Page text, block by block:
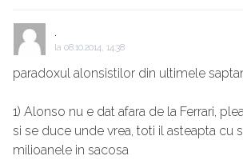
.
la 08.10.2014, 14:38
paradoxul alonsistilor din ultimele
1) Alonso nu e dat afara de la Ferrari,
si se duce unde vrea, toti il asteapta cu
milioanele in sacosa